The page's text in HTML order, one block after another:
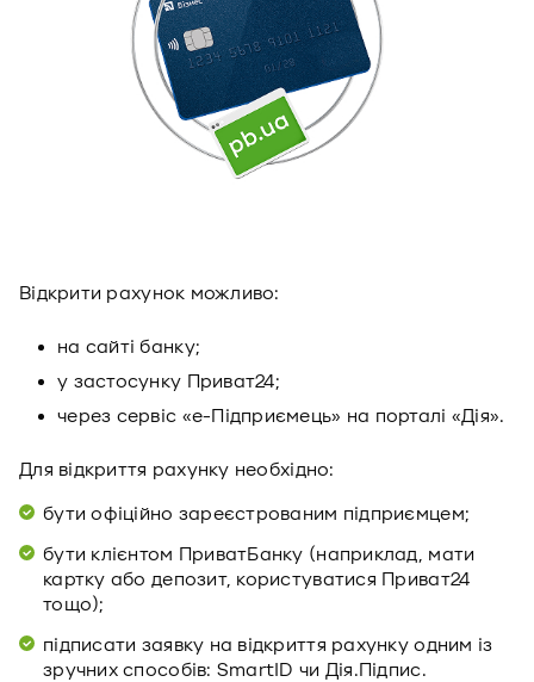
Відкрити рахунок можливо:
на сайті банку;
у застосунку Приват24;
через сервіс «е-Підприємець» на порталі «Дія».
Для відкриття рахунку необхідно:
бути офіційно зареєстрованим підприємцем;
бути клієнтом ПриватБанку (наприклад, мати
картку або депозит, користуватися Приват24
тощо);
підписати заявку на відкриття рахунку одним із
зручних способів: SmartID чи Дія.Підпис.